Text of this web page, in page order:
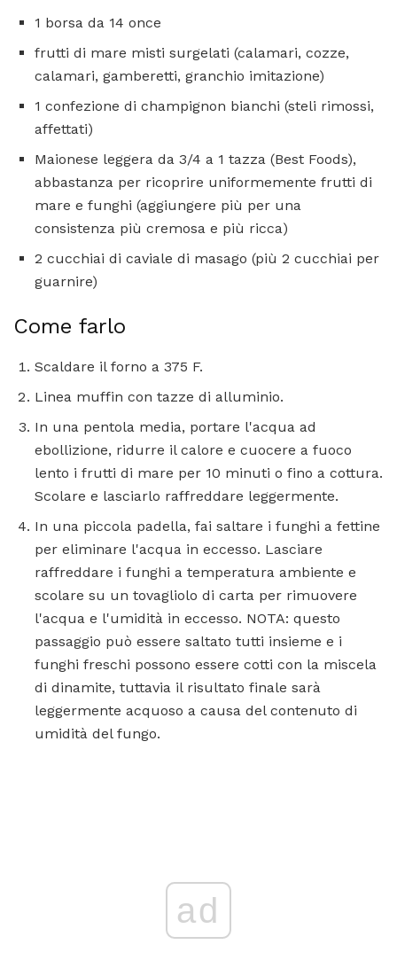
1 borsa da 14 once
frutti di mare misti surgelati (calamari, cozze,
calamari, gamberetti, granchio imitazione)
1 confezione di champignon bianchi (steli rimossi,
affettati)
Maionese leggera da 3/4 a 1 tazza (Best Foods),
abbastanza per ricoprire uniformemente frutti di
mare e funghi (aggiungere più per una
consistenza più cremosa e più ricca)
2 cucchiai di caviale di masago (più 2 cucchiai per
guarnire)
Come farlo
Scaldare il forno a 375 F.
Linea muffin con tazze di alluminio.
In una pentola media, portare l'acqua ad
ebollizione, ridurre il calore e cuocere a fuoco
lento i frutti di mare per 10 minuti o fino a cottura.
Scolare e lasciarlo raffreddare leggermente.
In una piccola padella, fai saltare i funghi a fettine
per eliminare l'acqua in eccesso. Lasciare
raffreddare i funghi a temperatura ambiente e
scolare su un tovagliolo di carta per rimuovere
l'acqua e l'umidità in eccesso. NOTA: questo
passaggio può essere saltato tutti insieme e i
funghi freschi possono essere cotti con la miscela
di dinamite, tuttavia il risultato finale sarà
leggermente acquoso a causa del contenuto di
umidità del fungo.
ad